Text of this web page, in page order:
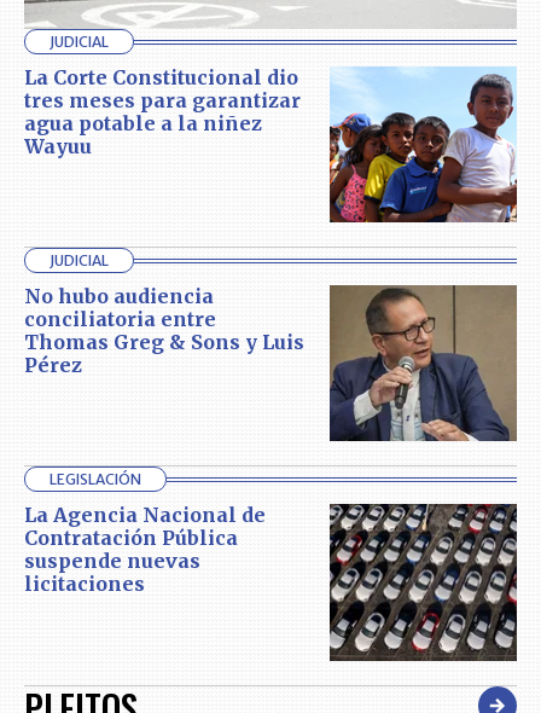
JUDICIAL
La Corte Constitucional dio
tres meses para garantizar
agua potable a la niñez
Wayuu
JUDICIAL
No hubo audiencia
conciliatoria entre
Thomas Greg & Sons y Luis
Pérez
LEGISLACIÓN
La Agencia Nacional de
Contratación Pública
suspende nuevas
licitaciones